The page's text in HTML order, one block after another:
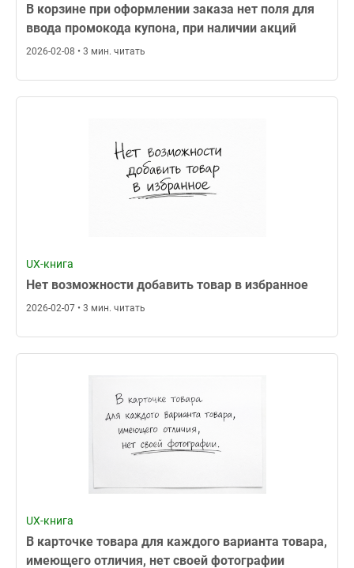
В корзине при оформлении заказа нет поля для
ввода промокода купона, при наличии акций
2026-02-08 • 3 мин. читать
UX-книга
Нет возможности добавить товар в избранное
2026-02-07 • 3 мин. читать
UX-книга
В карточке товара для каждого варианта товара,
имеющего отличия, нет своей фотографии